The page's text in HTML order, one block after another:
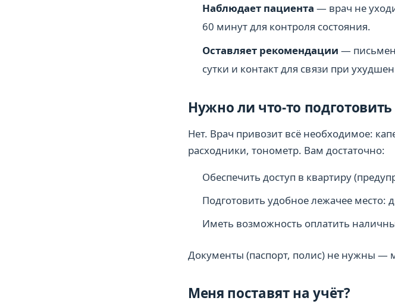
Наблюдает пациента — врач не
60 минут для контроля состояния.
Оставляет рекомендации —
сутки и контакт для связи при
Нужно ли что-то
Нет. Врач привозит всё необходимое:
расходники, тонометр. Вам достаточно:
Обеспечить доступ в квартиру
Подготовить удобное лежачее место:
Иметь возможность оплатить
Документы (паспорт, полис) не нужны —
Меня поставят на учёт?